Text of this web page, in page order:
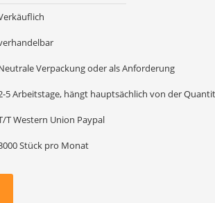
Verpackung oder als Anforderung
5 Arbeitstage, hängt hauptsächlich von der
T/T Western Union Paypal
Stück pro Monat